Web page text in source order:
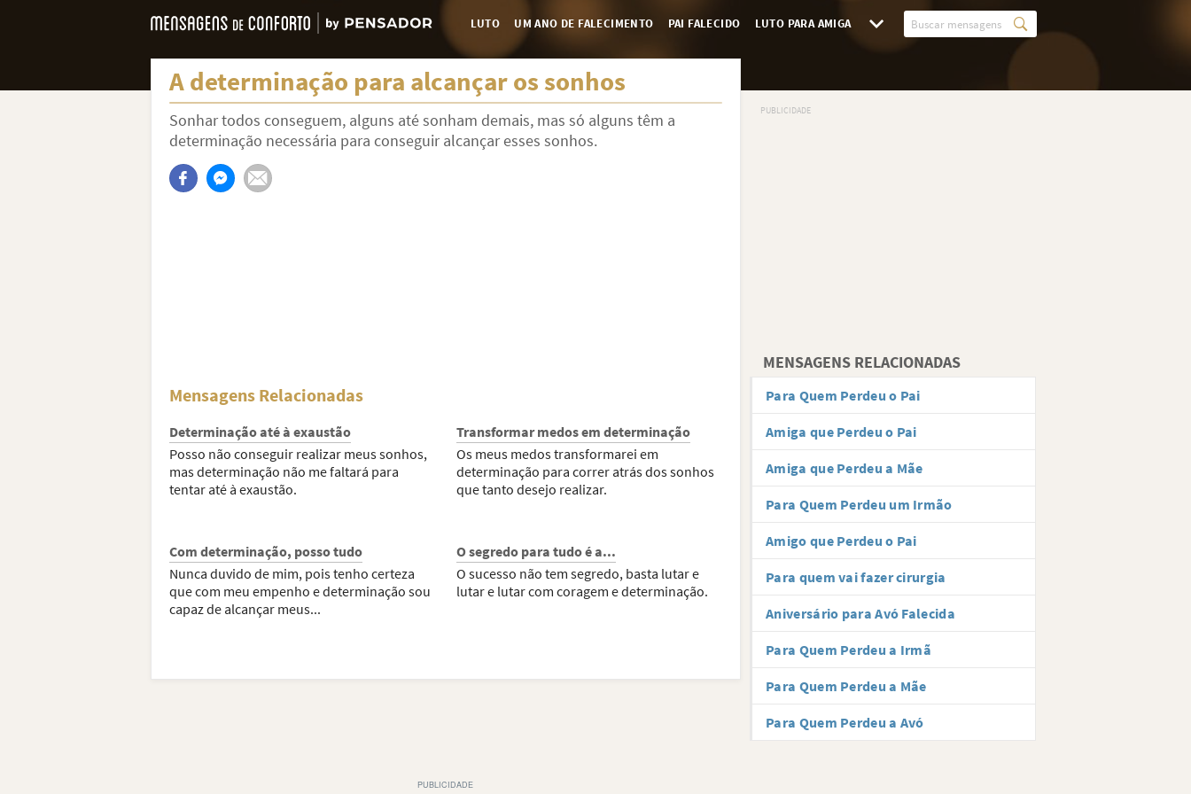
LUTO UM ANO DE FALECIMENTO PAI FALECIDO LUTO PARA AMIGA
A determinação para alcançar os sonhos
Sonhar todos conseguem, alguns até sonham demais, mas só alguns têm a
determinação necessária para conseguir alcançar esses sonhos.
Mensagens Relacionadas
Determinação até à exaustão
Posso não conseguir realizar meus sonhos,
mas determinação não me faltará para
tentar até à exaustão.
Transformar medos em determinação
Os meus medos transformarei em
determinação para correr atrás dos sonhos
que tanto desejo realizar.
Com determinação, posso tudo
Nunca duvido de mim, pois tenho certeza
que com meu empenho e determinação sou
capaz de alcançar meus...
O segredo para tudo é a...
O sucesso não tem segredo, basta lutar e
lutar e lutar com coragem e determinação.
MENSAGENS RELACIONADAS
Para Quem Perdeu o Pai
Amiga que Perdeu o Pai
Amiga que Perdeu a Mãe
Para Quem Perdeu um Irmão
Amigo que Perdeu o Pai
Para quem vai fazer cirurgia
Aniversário para Avó Falecida
Para Quem Perdeu a Irmã
Para Quem Perdeu a Mãe
Para Quem Perdeu a Avó